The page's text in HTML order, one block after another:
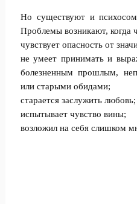
Но существуют и
Проблемы возникают, когда
чувствует опасность от
не умеет принимать и
болезненным прошлым,
или старыми обидами;
старается заслужить любовь;
испытывает чувство вины;
возложил на себя слишком